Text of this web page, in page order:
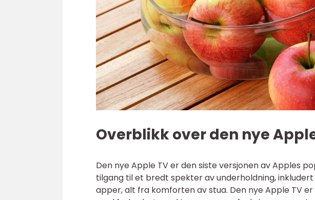
Overblikk over den nye
Den nye Apple TV er den siste versjonen av Apples
tilgang til et bredt spekter av underholdning,
apper, alt fra komforten av stua. Den nye Apple TV